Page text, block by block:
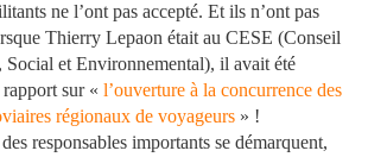
ne l’ont pas accepté. Et ils n’ont pas
Thierry Lepaon était au CESE (Conseil
Social et Environnemental), il avait été
rapport sur « l’ouverture à la concurrence des
régionaux de voyageurs » !
responsables importants se démarquent,